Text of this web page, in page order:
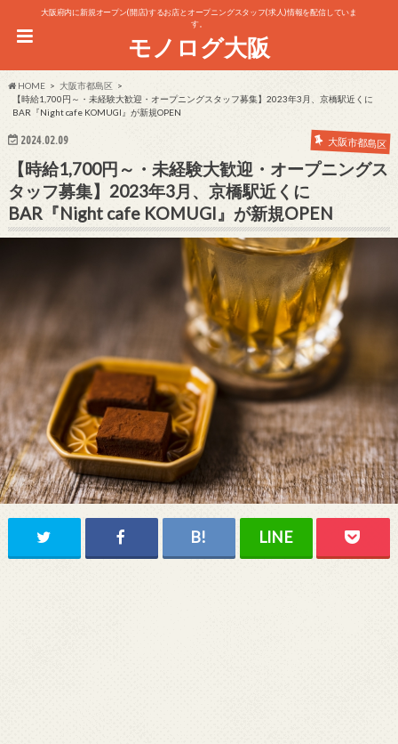
大阪府内に新規オープン(開店)するお店とオープニングスタッフ(求人)情報を配信していま
す。
モノログ大阪
HOME
大阪市都島区
【時給1,700円～・未経験大歓迎・オープニングスタッフ募集】2023年3月、京橋駅近くに
BAR『Night cafe KOMUGI』が新規OPEN
2024.02.09 大阪市都島区
【時給1,700円～・未経験大歓迎・オープニングス
タッフ募集】2023年3月、京橋駅近くに
BAR『Night cafe KOMUGI』が新規OPEN